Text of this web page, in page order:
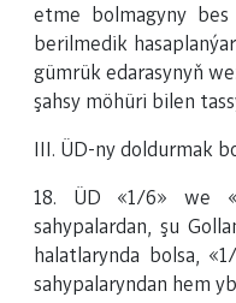
etme bolmagyny bes
berilmedik
gümrük edarasynyň
şahsy möhüri bilen
III. ÜD-ny doldurmak
18. ÜD «1/6» we
sahypalardan, şu
halatlarynda bolsa,
sahypalaryndan hem